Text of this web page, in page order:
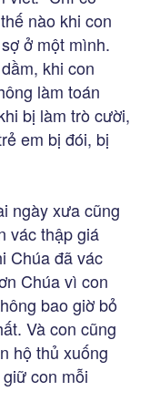
nào khi con
ở một mình.
khi con
làm toán
bị làm trò cười,
em bị đói, bị
ngày xưa cũng
vác thập giá
Chúa đã vác
Chúa vì con
bao giờ bỏ
Và con cũng
hộ thủ xuống
con mỗi